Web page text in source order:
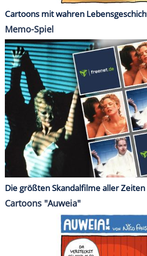
Cartoons mit wahren
Memo-Spiel
Die größten Skandalfilme aller Zeiten
Cartoons "Auweia"